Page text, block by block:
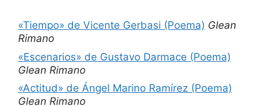
«Tiempo» de Vicente Gerbasi (Poema) Glean
Rimano
«Escenarios» de Gustavo Darmace (Poema)
Glean Rimano
«Actitud» de Ángel Marino Ramírez (Poema)
Glean Rimano